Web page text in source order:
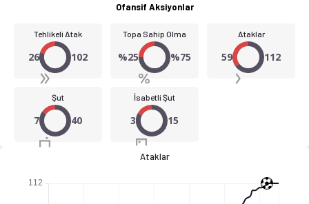
Ofansif Aksiyonlar
Tehlikeli Atak
26 102
Topa Sahip Olma
%25 %75
Ataklar
59 112
Şut
7 40
İsabetli Şut
3 15
Ataklar